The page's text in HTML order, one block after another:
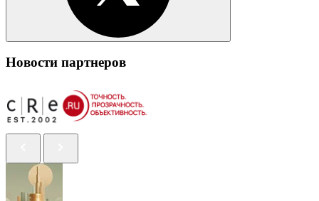
Новости партнеров